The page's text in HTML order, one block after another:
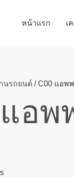
หน้าแรก เ
นรถยนต์ / C00 แอพ
อพ